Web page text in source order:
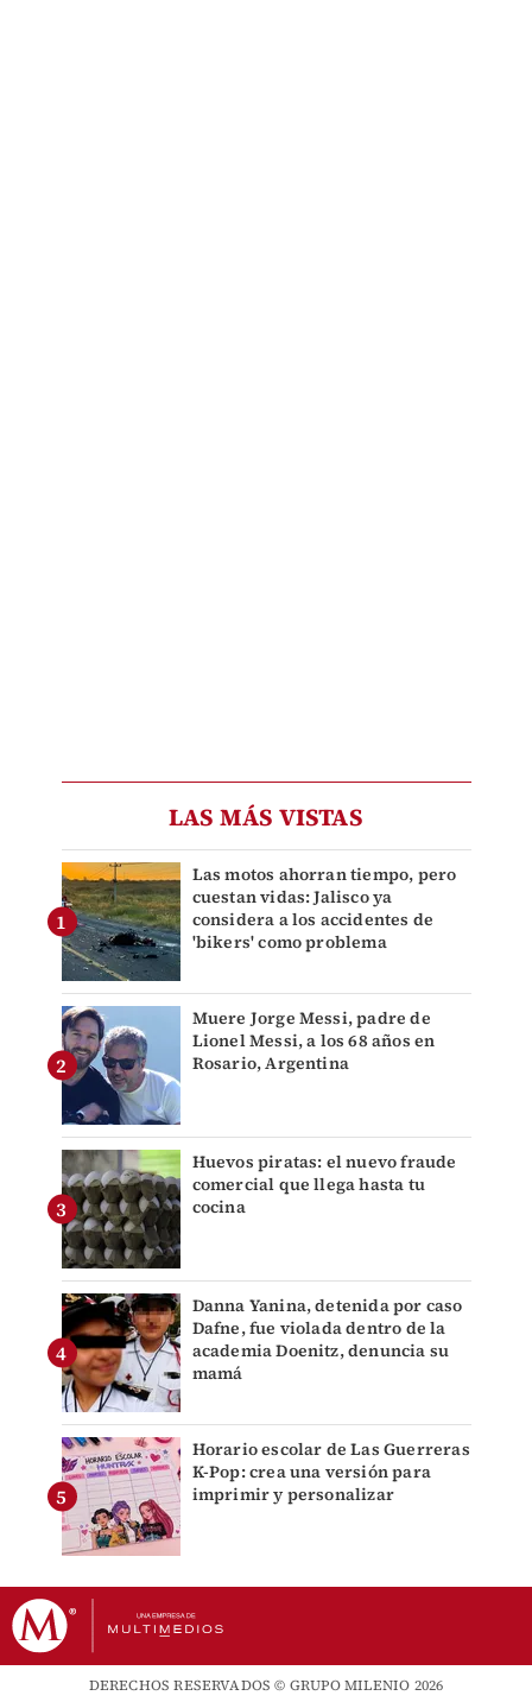
LAS MÁS VISTAS
Las motos ahorran tiempo, pero
cuestan vidas: Jalisco ya
considera a los accidentes de
'bikers' como problema
Muere Jorge Messi, padre de
Lionel Messi, a los 68 años en
Rosario, Argentina
Huevos piratas: el nuevo fraude
comercial que llega hasta tu
cocina
Danna Yanina, detenida por caso
Dafne, fue violada dentro de la
academia Doenitz, denuncia su
mamá
Horario escolar de Las Guerreras
K-Pop: crea una versión para
imprimir y personalizar
DERECHOS RESERVADOS © GRUPO MILENIO 2026